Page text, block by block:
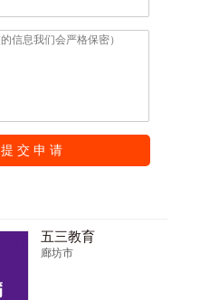
提 交 申 请
五三教育
廊坊市